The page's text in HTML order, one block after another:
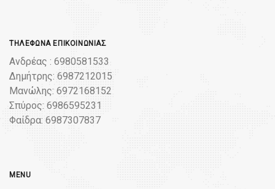
ΤΗΛΈΦΩΝΑ ΕΠΙΚΟΙΝΩΝΊΑΣ
Ανδρέας : 6980581533
Δημήτρης: 6987212015
Μανώλης: 6972168152
Σπύρος: 6986595231
Φαίδρα: 6987307837
MENU